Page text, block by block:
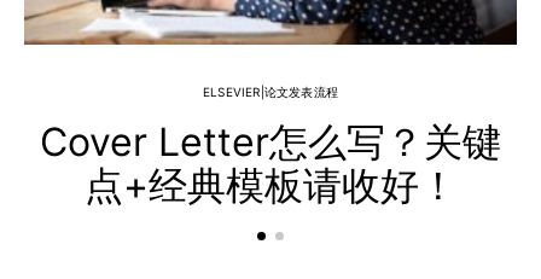
ELSEVIER|论文发表流程
Cover Letter怎么写？关键
点+经典模板请收好！